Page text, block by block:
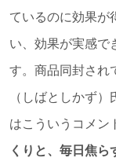
ているのに効果が
い、効果が実感で
す。商品同封され
（しばとしかず
はこういうコメン
くりと、毎日焦ら